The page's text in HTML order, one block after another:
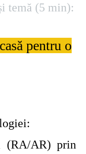
temă (5 min):
pentru o
(RA/AR) prin